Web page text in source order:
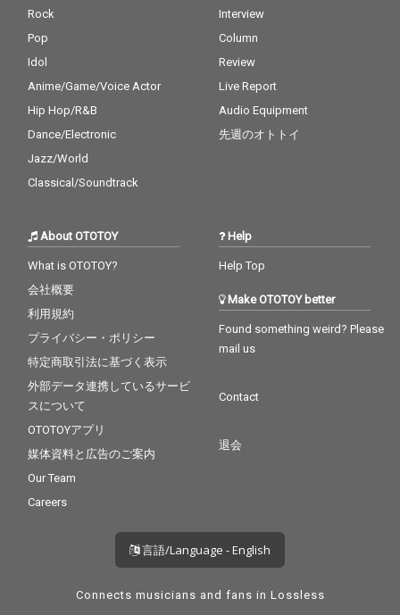
Rock
Pop
Idol
Anime/Game/Voice Actor
Hip Hop/R&B
Dance/Electronic
Jazz/World
Classical/Soundtrack
Interview
Column
Review
Live Report
Audio Equipment
先週のオトトイ
About OTOTOY
What is OTOTOY?
会社概要
利用規約
プライバシー・ポリシー
特定商取引法に基づく表示
外部データ連携しているサービ
スについて
OTOTOYアプリ
媒体資料と広告のご案内
Our Team
Careers
Help
Help Top
Make OTOTOY better
Found something weird? Please
mail us
Contact
退会
言語/Language - English
Connects musicians and fans in Lossless